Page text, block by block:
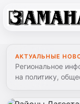
АКТУАЛЬНЫЕ
Региональное
на политику,